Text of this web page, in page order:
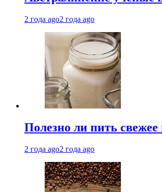
2 года ago2 года ago
Полезно ли пить
2 года ago2 года ago